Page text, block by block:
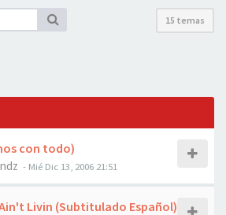
15 temas
con todo)
- Mié Dic 13, 2006 21:51
Livin (Subtitulado Español)